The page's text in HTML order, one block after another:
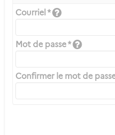
Courriel *
Mot de passe *
Confirmer le mot de